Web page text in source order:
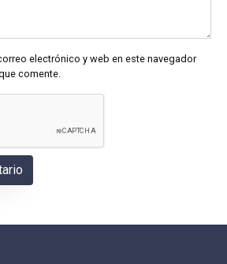
electrónico y web en este navegador
comente.